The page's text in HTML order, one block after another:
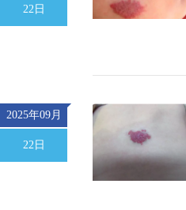
22日
2025年09月
22日